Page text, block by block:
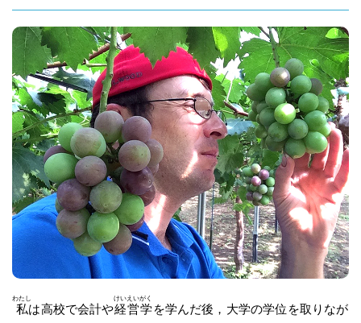
私
わたし
は高校で会計や経
けい
営
えい
学
がく
を学んだ後，大学の学位を取りなが